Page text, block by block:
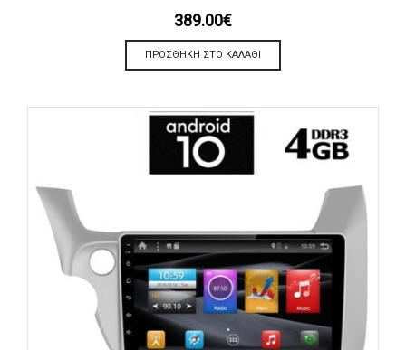
389.00€
ΠΡΟΣΘΉΚΗ ΣΤΟ ΚΑΛΆΘΙ